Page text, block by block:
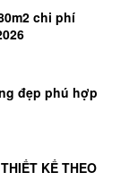
chi phí
đẹp phú hợp
KẾ THEO